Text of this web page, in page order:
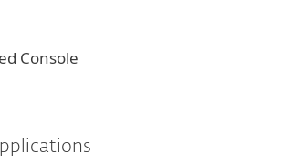
Console